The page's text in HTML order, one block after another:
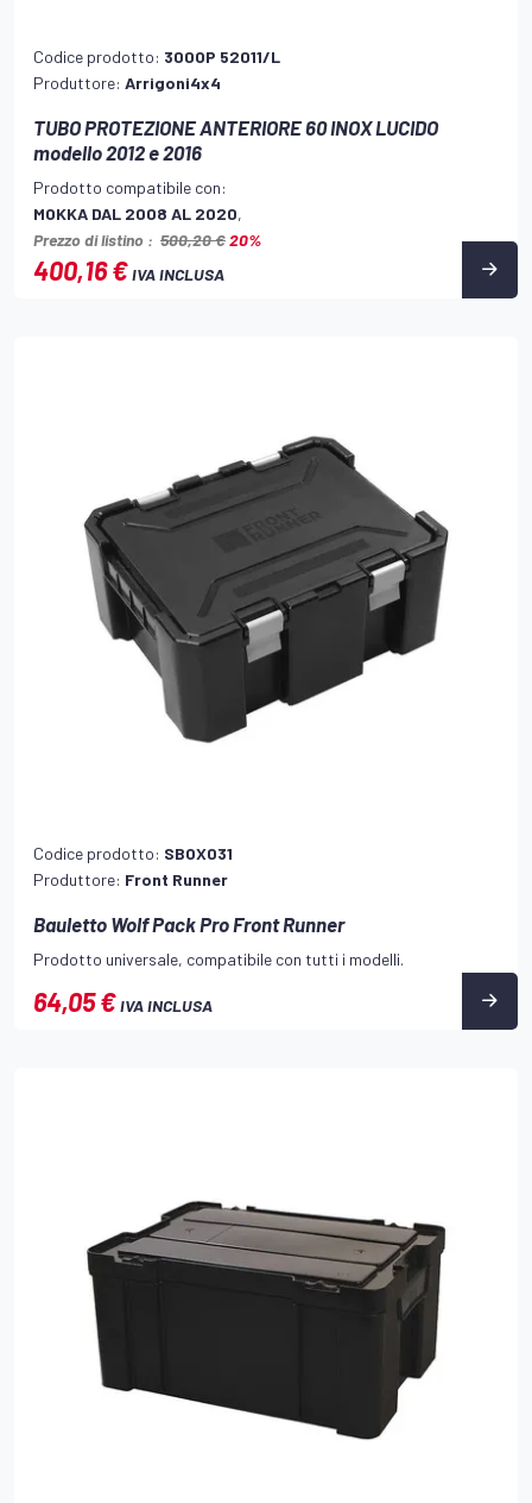
Codice prodotto: 300OP 52011/L
Produttore: Arrigoni4x4
TUBO PROTEZIONE ANTERIORE 60 INOX LUCIDO
modello 2012 e 2016
Prodotto compatibile con:
MOKKA DAL 2008 AL 2020,
Prezzo di listino : 500,20 €20%
400,16 €IVA INCLUSA
Codice prodotto: SBOX031
Produttore: Front Runner
Bauletto Wolf Pack Pro Front Runner
Prodotto universale, compatibile con tutti i modelli.
64,05 €IVA INCLUSA